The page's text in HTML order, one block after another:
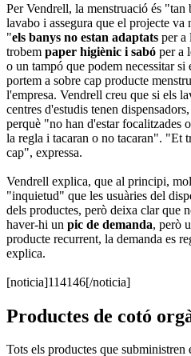
Per Vendrell, la menstruació és "tan
lavabo i assegura que el projecte va
"els banys no estan adaptats per a
trobem paper higiènic i sabó per a
o un tampó que podem necessitar si
portem a sobre cap producte
l'empresa. Vendrell creu que si els
centres d'estudis tenen
perquè "no han d'estar focalitzades
la regla i tacaran o no tacaran". "Et
cap", expressa.
Vendrell explica, que al principi,
"inquietud" que les usuàries del
dels productes, però deixa clar que
haver-hi un pic de demanda, però
producte recurrent, la demanda es
explica.
[noticia]114146[/noticia]
Productes de cotó
Tots els productes que subministren